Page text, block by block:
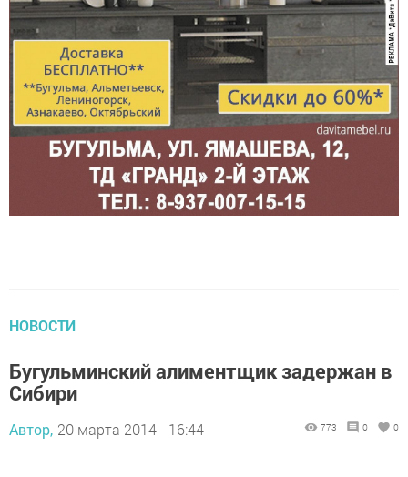
НОВОСТИ
Бугульминский алиментщик задержан в
Сибири
Автор, 20 марта 2014 - 16:44 773 0 0